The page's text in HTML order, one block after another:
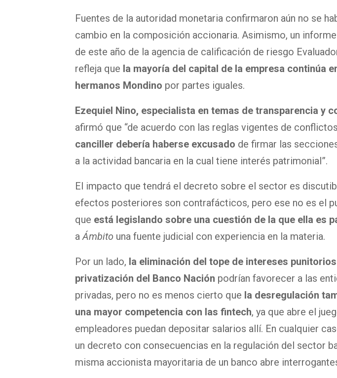
Fuentes de la autoridad monetaria confirmaron aún no se
cambio en la composición accionaria. Asimismo, un
de este año de la agencia de calificación de riesgo
refleja que la mayoría del capital de la empresa continúa
hermanos Mondino por partes iguales.
Ezequiel Nino, especialista en temas de transparencia y
afirmó que “de acuerdo con las reglas vigentes de
canciller debería haberse excusado de firmar las
a la actividad bancaria en la cual tiene interés patrimonial”.
El impacto que tendrá el decreto sobre el sector es
efectos posteriores son contrafácticos, pero ese no es el
que está legislando sobre una cuestión de la que ella es
aÁmbito una fuente judicial con experiencia en la materia.
Por un lado, la eliminación del tope de intereses
privatización del Banco Nación podrían favorecer a las
privadas, pero no es menos cierto que la desregulación
una mayor competencia con las fintech, ya que abre el
empleadores puedan depositar salarios allí. En cualquier
un decreto con consecuencias en la regulación del sector
misma accionista mayoritaria de un banco abre